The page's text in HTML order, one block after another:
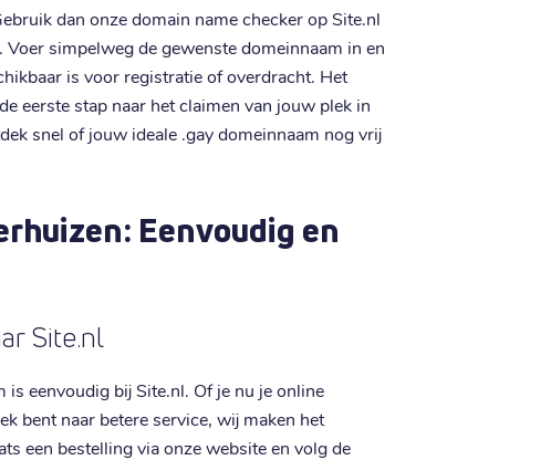
dan onze domain name checker op Site.nl
simpelweg de gewenste domeinnaam in en
is voor registratie of overdracht. Het
eerste stap naar het claimen van jouw plek in
snel of jouw ideale .gay domeinnaam nog vrij
Eenvoudig en
Site.nl
is eenvoudig bij Site.nl. Of je nu je online
bent naar betere service, wij maken het
een bestelling via onze website en volg de